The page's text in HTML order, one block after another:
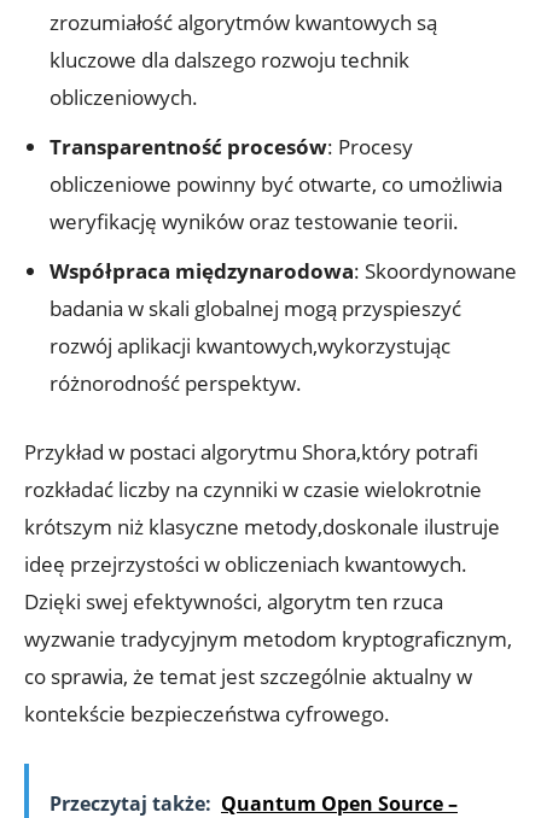
zrozumiałość algorytmów kwantowych są
kluczowe dla dalszego rozwoju technik
obliczeniowych.
Transparentność procesów: Procesy
obliczeniowe powinny być otwarte, co umożliwia
weryfikację wyników oraz testowanie teorii.
Współpraca międzynarodowa: Skoordynowane
badania w skali globalnej mogą przyspieszyć
rozwój aplikacji kwantowych,wykorzystując
różnorodność perspektyw.
Przykład w postaci algorytmu Shora,który potrafi
rozkładać liczby na czynniki w czasie wielokrotnie
krótszym niż klasyczne metody,doskonale ilustruje
ideę przejrzystości w obliczeniach kwantowych.
Dzięki swej efektywności, algorytm ten rzuca
wyzwanie tradycyjnym metodom kryptograficznym,
co sprawia, że temat jest szczególnie aktualny w
kontekście bezpieczeństwa cyfrowego.
Przeczytaj także: Quantum Open Source –